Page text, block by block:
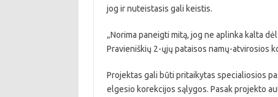
jog ir nuteistasis gali keistis.
„Norima paneigti mitą, jog ne aplinka kalta
Pravieniškių 2-ųjų pataisos namų-atvirosios
Projektas gali būti pritaikytas specialiosios
elgesio korekcijos sąlygos. Pasak projekto